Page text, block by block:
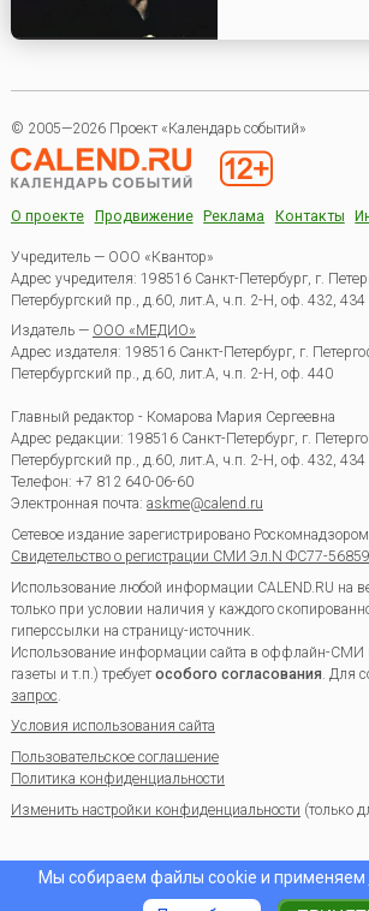
© 2005—2026 Проект «Календарь событий»
О проекте Продвижение Реклама Контакты
Учредитель — ООО «Квантор»
Адрес учредителя: 198516 Санкт-Петербург, г.
Петербургский пр., д.60, лит.А, ч.п. 2-Н, оф. 432, 434
Издатель — ООО «МЕДИО»
Адрес издателя: 198516 Санкт-Петербург, г.
Петербургский пр., д.60, лит.А, ч.п. 2-Н, оф. 440
Главный редактор - Комарова Мария Сергеевна
Адрес редакции: 198516 Санкт-Петербург, г.
Петербургский пр., д.60, лит.А, ч.п. 2-Н, оф. 432, 434
Телефон: +7 812 640-06-60
Электронная почта: askme@calend.ru
Сетевое издание зарегистрировано
Свидетельство о регистрации СМИ Эл.N ФС77-
Использование любой информации CALEND.RU на
только при условии наличия у каждого
гиперссылки на страницу-источник.
Использование информации сайта в оффлайн-СМИ
газеты и т.п.) требуетособого согласования . Для
запрос
Условия использования сайта
Пользовательское соглашение
Политика конфиденциальности
Изменить настройки конфиденциальности (только
Мы собираем файлы cookie и применяем